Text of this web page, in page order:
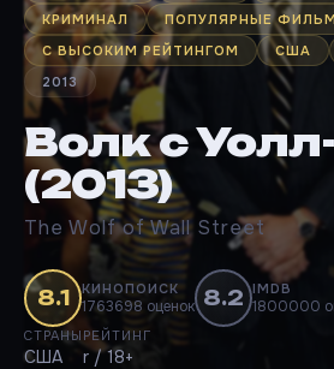
КРИМИНАЛ
ПОПУЛЯРНЫЕ
С ВЫСОКИМ РЕЙТИНГОМ
США
2013
Волк с
(2013)
The Wolf of Wall Street
8.1 КИНОПОИСК
1763698 оценок 8.2 IMDB
1800000
СТРАНЫ
США
РЕЙТИНГ
r / 18+